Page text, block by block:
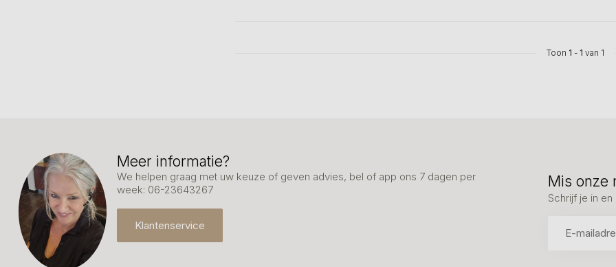
Toon 1 - 1 van 1
Meer informatie?
We helpen graag met uw keuze of geven advies, bel of app ons 7 dagen per
week: 06-23643267
Klantenservice
Mis onze
Schrijf je in